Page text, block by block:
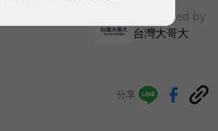
sponsored by
台灣大哥大
分享